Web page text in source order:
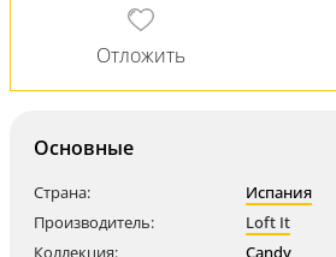
Основные
Страна:
Испания
Производитель:
Loft It
Коллекция:
Candy